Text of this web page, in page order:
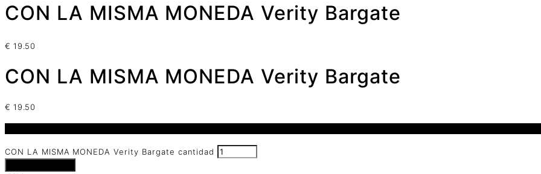
CON LA MISMA MONEDA Verity Bargate
€ 19.50
CON LA MISMA MONEDA Verity Bargate
€ 19.50
CON LA MISMA MONEDA Verity Bargate cantidad